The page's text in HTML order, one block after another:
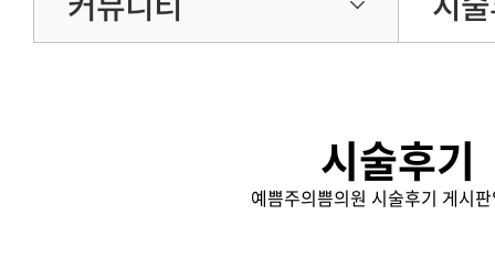
시술후기
예쁨주의쁨의원 시술후기 게시